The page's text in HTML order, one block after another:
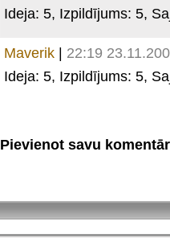
Ideja: 5, Izpildījums: 5,
Maverik | 22:19
Ideja: 5, Izpildījums: 5,
Pievienot savu